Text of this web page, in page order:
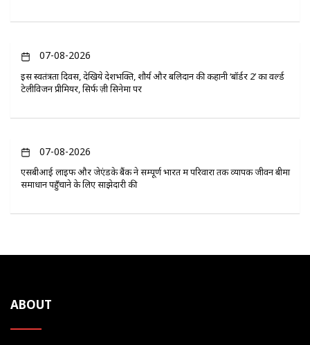
07-08-2026
इस स्वतंत्रता दिवस, देखिये देशभक्ति, शौर्य और बलिदान की कहानी ‘बॉर्डर 2’ का वर्ल्ड
टेलीविजन प्रीमियर, सिर्फ ज़ी सिनेमा पर
07-08-2026
एसबीआई लाइफ और जेएंडके बैंक ने सम्पूर्ण भारत में परिवारों तक व्यापक जीवन बीमा
समाधान पहुँचाने के लिए साझेदारी की
ABOUT